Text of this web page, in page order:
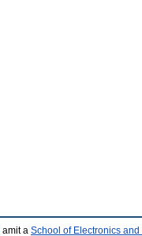
amit a School of Electronics